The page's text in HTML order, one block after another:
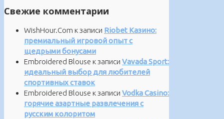
Свежие комментарии
WishHour.Com к записи Riobet Казино:
премиальный игровой опыт с
щедрыми бонусами
Embroidered Blouse к записи Vavada Sport:
идеальный выбор для любителей
спортивных ставок
Embroidered Blouse к записи Vodka Casino:
горячие азартные развлечения с
русским колоритом